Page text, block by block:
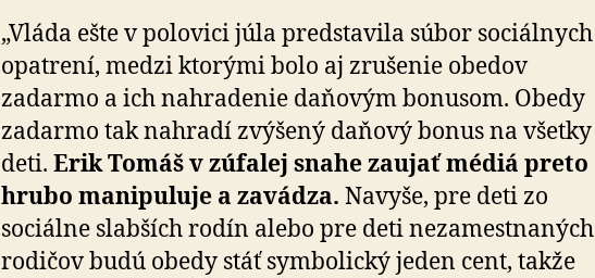
„Vláda ešte v polovici júla predstavila súbor sociálnych
opatrení, medzi ktorými bolo aj zrušenie obedov
zadarmo a ich nahradenie daňovým bonusom. Obedy
zadarmo tak nahradí zvýšený daňový bonus na všetky
deti. Erik Tomáš v zúfalej snahe zaujať médiá preto
hrubo manipuluje a zavádza. Navyše, pre deti zo
sociálne slabších rodín alebo pre deti nezamestnaných
rodičov budú obedy stáť symbolický jeden cent, takže